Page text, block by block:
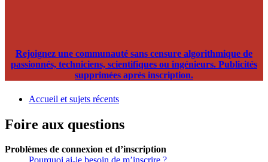
Rejoignez une communauté sans censure algorithmique de
passionnés, techniciens, scientifiques ou ingénieurs. Publicités
supprimées après inscription.
Accueil et sujets récents
Foire aux questions
Problèmes de connexion et d’inscription